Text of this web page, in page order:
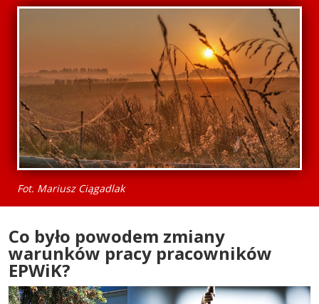
Fot. Mariusz Ciągadlak
Co było powodem zmiany
warunków pracy pracowników
EPWiK?